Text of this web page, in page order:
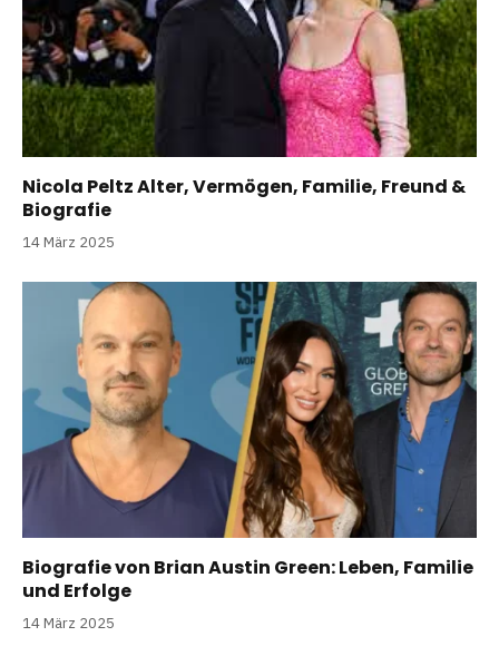
Nicola Peltz Alter, Vermögen, Familie, Freund &
Biografie
14 März 2025
Biografie von Brian Austin Green: Leben, Familie
und Erfolge
14 März 2025